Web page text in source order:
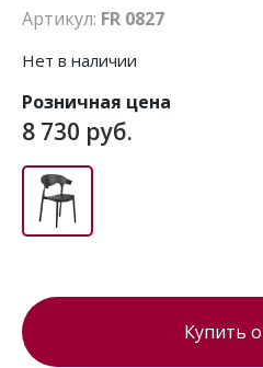
Артикул: FR 0827
Нет в наличии
Розничная цена
8 730 руб.
Купить